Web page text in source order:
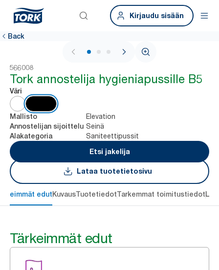
Kirjaudu sisään
Back
1 / 3
566008
Tork annostelija hygieniapussille B5
Väri
Mallisto Elevation
Annostelijan sijoittelu Seinä
Alakategoria
Saniteettipussit
Etsi jakelija
Lataa tuotetietosivu
edutKuvausTuotetiedotTarkemmat toimitustiedot
Tärkeimmät edut